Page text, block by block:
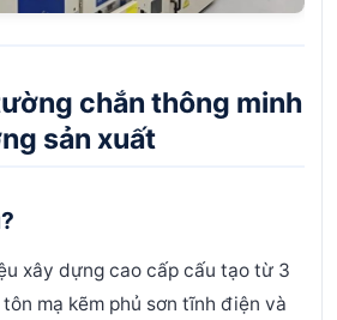
chắn thông minh
sản xuất
xây dựng cao cấp cấu tạo từ 3
mạ kẽm phủ sơn tĩnh điện và